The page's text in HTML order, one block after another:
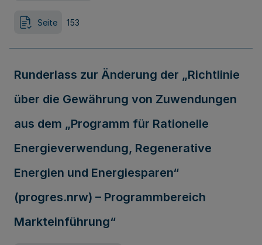
Seite 153
Runderlass zur Änderung der „Richtlinie
über die Gewährung von Zuwendungen
aus dem „Programm für Rationelle
Energieverwendung, Regenerative
Energien und Energiesparen“
(progres.nrw) – Programmbereich
Markteinführung“